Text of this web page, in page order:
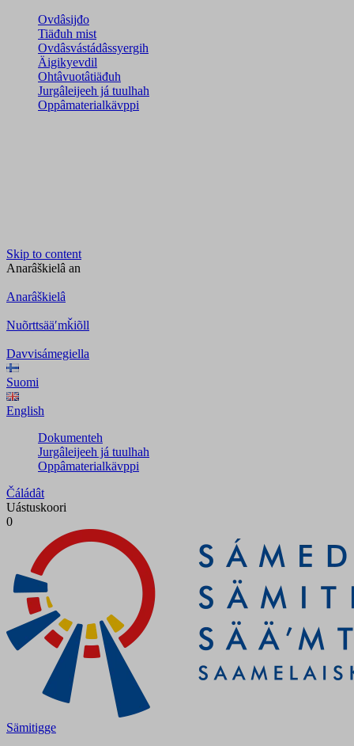
Ovdâsijđo
Tiäđuh mist
Ovdâsvástádâssyergih
Äigikyevdil
Ohtâvuotâtiäđuh
Jurgâleijeeh já tuulhah
Oppâmaterialkävppi
Skip to content
Anarâškielâ an
Anarâškielâ
Nuõrttsääʹmǩiõll
Davvisámegiella
Suomi
English
Dokumenteh
Jurgâleijeeh já tuulhah
Oppâmaterialkävppi
Čáládât
Uástuskoori
0
Sämitigge